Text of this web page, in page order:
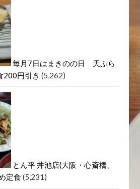
毎月7日はまきのの日 天ぷら
円引き (5,262)
とん平 丼池店(大阪・心斎橋、
定食 (5,231)